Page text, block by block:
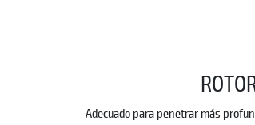
Adecuado para penetrar más